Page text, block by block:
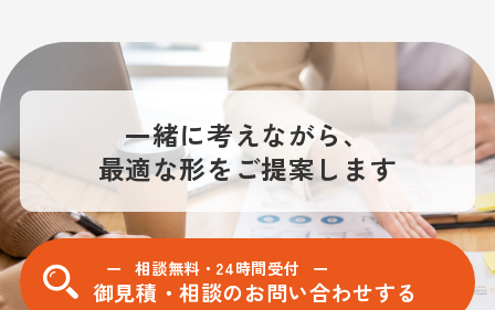
一緒に考えながら、
最適な形をご提案します
相談無料・24時間受付
御見積・相談のお問い合わせする